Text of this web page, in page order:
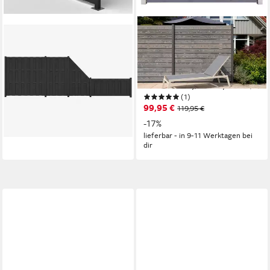
Lamellenzaun WPC
Gartenzaun Sichtschutzzaun
ab 82,90 €
GARTENLAND
Zaun Manchester
Fichte/Kiefer 180x180 cm,
(Set, Ohne Pfosten, ca.
180x180 cm), Fichte/Kiefer,
Lasiert
(1)
99,95 € 119,95 €
-17%
lieferbar - in 9-11 Werktagen bei
dir